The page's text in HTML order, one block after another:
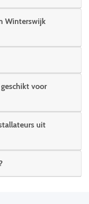
Winterswijk
voor
uit